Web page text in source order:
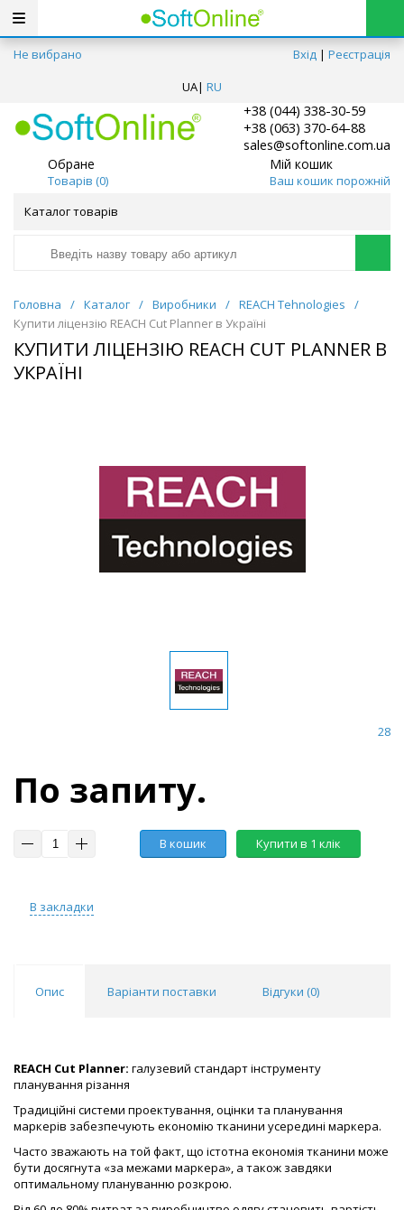
Не вибрано Вхід | Реєстрація
UA| RU
+38 (044) 338-30-59
+38 (063) 370-64-88
sales@softonline.com.ua
Обране
Товарів (0)
Мій кошик
Ваш кошик порожній
Каталог товарів
Головна / Каталог / Виробники / REACH Tehnologies
/
Купити ліцензію REACH Cut Planner в Україні
КУПИТИ ЛІЦЕНЗІЮ REACH CUT PLANNER В
УКРАЇНІ
28
По запиту.
В кошик Купити в 1 клік
В закладки
Опис Варіанти поставки Відгуки (0)
REACH Cut Planner: галузевий стандарт інструменту
планування різання
Традиційні системи проектування, оцінки та планування
маркерів забезпечують економію тканини усередині маркера.
Часто зважають на той факт, що істотна економія тканини може
бути досягнута «за межами маркера», а також завдяки
оптимальному плануванню розкрою.